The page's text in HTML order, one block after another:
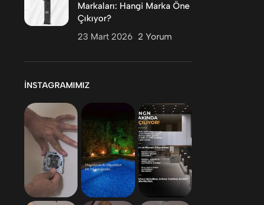
Markaları: Hangi Marka Öne
Çıkıyor?
23 Mart 2026 2 Yorum
İNSTAGRAMIMIZ